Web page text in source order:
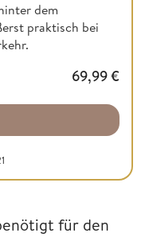
dem
praktisch bei
69,99€
für den